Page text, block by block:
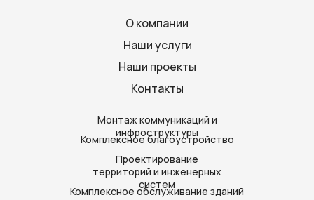
Комплексное благоустройство
Комплексное обслуживание зданий
Проектирование
территорий и инженерных
систем
Монтаж коммуникаций и
инфроструктуры
Контакты
Наши проекты
Наши услуги
О компании